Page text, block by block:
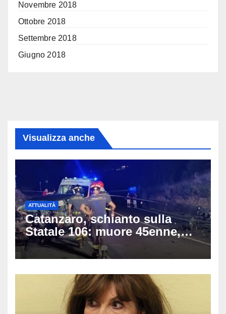
Novembre 2018
Ottobre 2018
Settembre 2018
Giugno 2018
Visualizza anche
ATTUALITÀ
Catanzaro, schianto sulla
Statale 106: muore 45enne,
coinvolti un’auto, un suv e
una moto